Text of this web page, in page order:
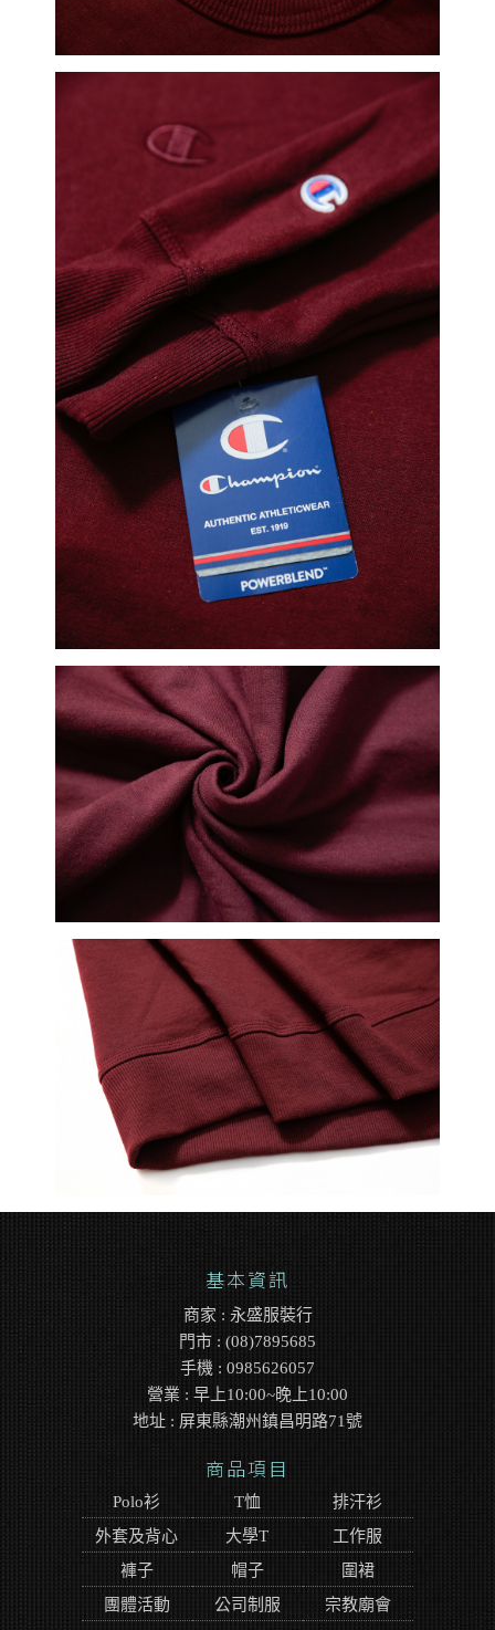
基本資訊
商家 : 永盛服裝行
門市 : (08)7895685
手機 : 0985626057
營業 : 早上10:00~晚上10:00
地址 : 屏東縣潮州鎮昌明路71號
商品項目
Polo衫 T恤
排汗衫
外套及背心
大學T
工作服
褲子
帽子
圍裙
團體活動
公司制服 宗教廟會